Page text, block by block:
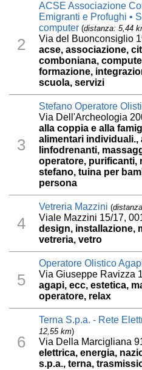
2
ACSE Associazione
Emigranti e Profughi •
computer (distanza: 5,44
Via del Buonconsiglio
acse, associazione,
comboniana,
formazione,
scuola, servizi
3
Stefano Operatore
Via Dell'Archeologia
alla coppia e alla
alimentari
linfodrenanti,
operatore, purificanti,
stefano, tuina per
persona
4
Vetreria Mazzini (
Viale Mazzini 15/17,
design, installazione,
vetreria, vetro
5
Operatore Olistico
Via Giuseppe Ravizza
agapi, ecc, estetica,
operatore, relax
6
Terna S.p.a. - Rete
12,55 km)
Via Della Marcigliana
elettrica, energia,
s.p.a., terna,